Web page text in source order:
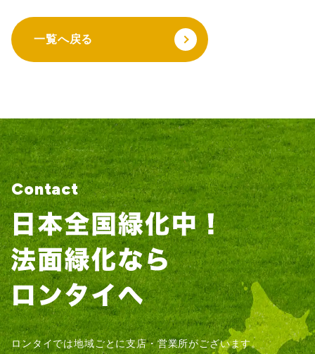
一覧へ戻る
Contact
ロンタイでは地域ごとに支店・営業所がございます。